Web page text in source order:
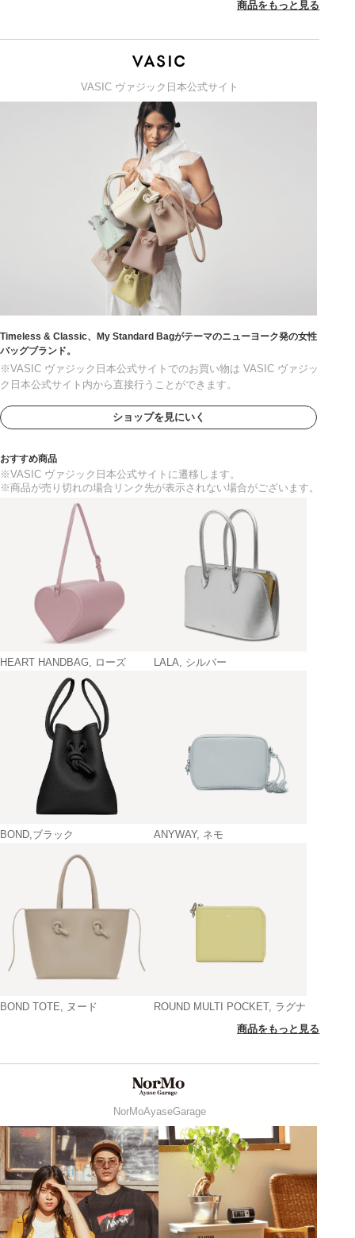
商品をもっと見る
VASIC ヴァジック日本公式サイト
Timeless & Classic、My Standard Bagがテーマのニューヨーク発の女性
バッグブランド。
※VASIC ヴァジック日本公式サイトでのお買い物は VASIC ヴァジッ
ク日本公式サイト内から直接行うことができます。
ショップを見にいく
おすすめ商品
※VASIC ヴァジック日本公式サイトに遷移します。
※商品が売り切れの場合リンク先が表示されない場合がございます。
HEART HANDBAG, ローズ LALA, シルバー
BOND,ブラック ANYWAY, ネモ
BOND TOTE, ヌード
ROUND MULTI POCKET, ラグナ
商品をもっと見る
NorMoAyaseGarage